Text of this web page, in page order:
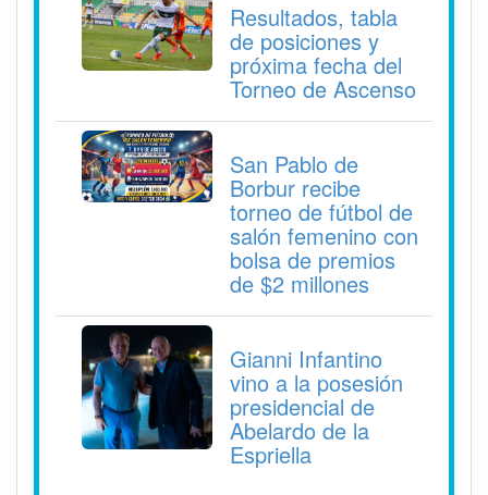
Resultados, tabla
de posiciones y
próxima fecha del
Torneo de Ascenso
San Pablo de
Borbur recibe
torneo de fútbol de
salón femenino con
bolsa de premios
de $2 millones
Gianni Infantino
vino a la posesión
presidencial de
Abelardo de la
Espriella